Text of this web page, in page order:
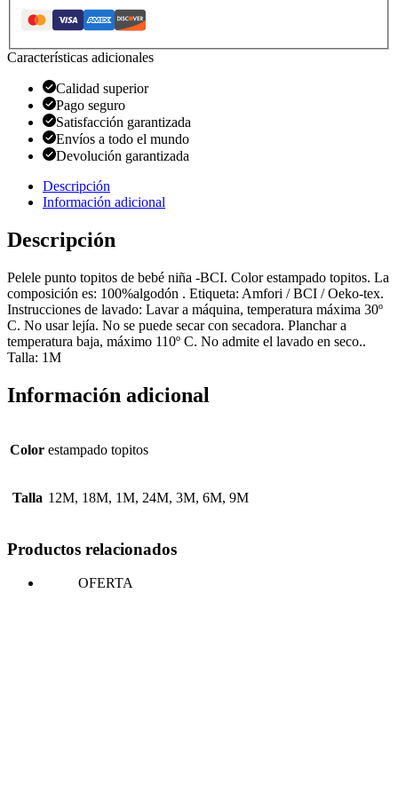
Características adicionales
Calidad superior
Pago seguro
Satisfacción garantizada
Envíos a todo el mundo
Devolución garantizada
Descripción
Información adicional
Descripción
Pelele punto topitos de bebé niña -BCI. Color estampado topitos. La
composición es: 100%algodón . Etiqueta: Amfori / BCI / Oeko-tex.
Instrucciones de lavado: Lavar a máquina, temperatura máxima 30º
C. No usar lejía. No se puede secar con secadora. Planchar a
temperatura baja, máximo 110º C. No admite el lavado en seco..
Talla: 1M
Información adicional
Color estampado topitos
Talla 12M, 18M, 1M, 24M, 3M, 6M, 9M
Productos relacionados
OFERTA